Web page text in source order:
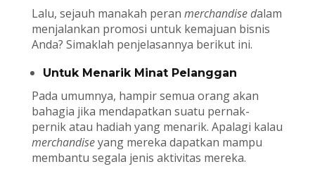
Lalu, sejauh manakah peran merchandisedalam
menjalankan promosi untuk kemajuan bisnis
Anda? Simaklah penjelasannya berikut ini.
Untuk Menarik Minat Pelanggan
Pada umumnya, hampir semua orang akan
bahagia jika mendapatkan suatu pernak-
pernik atau hadiah yang menarik. Apalagi kalau
merchandiseyang mereka dapatkan mampu
membantu segala jenis aktivitas mereka.